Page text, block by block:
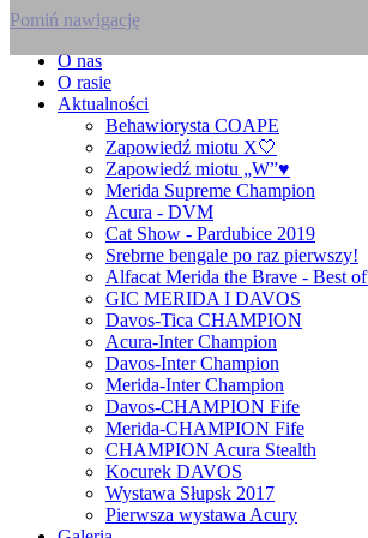
Pomiń nawigację
O nas
O rasie
Aktualności
Behawiorysta COAPE
Zapowiedź miotu X🤍
Zapowiedź miotu „W”♥️
Merida Supreme Champion
Acura - DVM
Cat Show - Pardubice 2019
Srebrne bengale po raz pierwszy!
Alfacat Merida the Brave - Best
GIC MERIDA I DAVOS
Davos-Tica CHAMPION
Acura-Inter Champion
Davos-Inter Champion
Merida-Inter Champion
Davos-CHAMPION Fife
Merida-CHAMPION Fife
CHAMPION Acura Stealth
Kocurek DAVOS
Wystawa Słupsk 2017
Pierwsza wystawa Acury